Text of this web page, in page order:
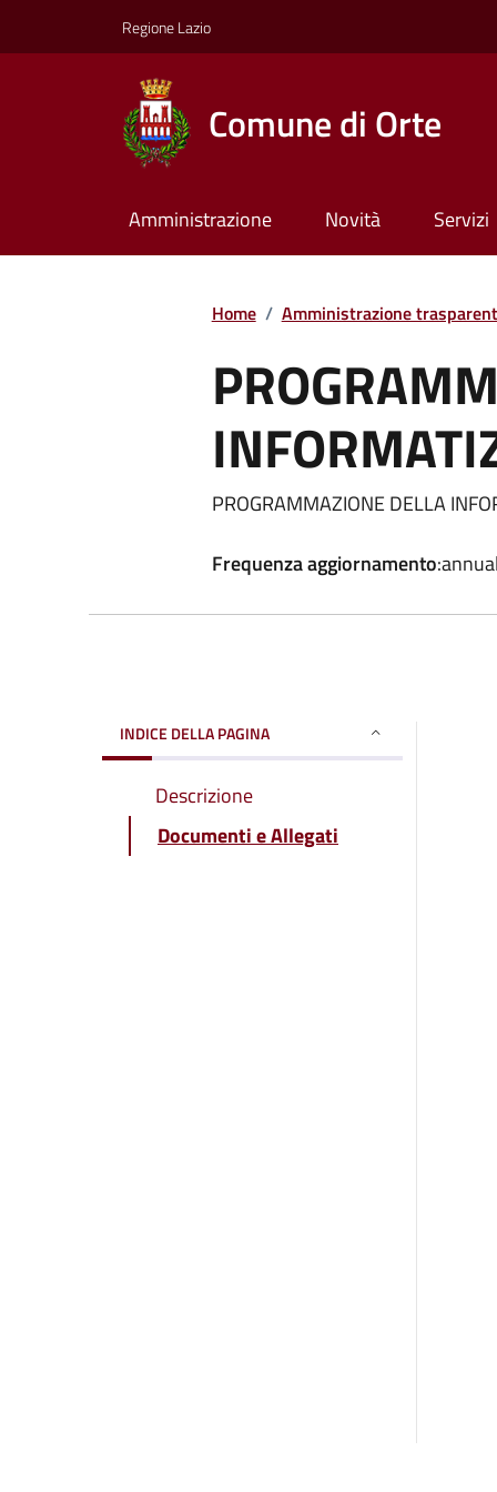
Regione Lazio
Comune di Orte
Amministrazione Novità Servizi
Home / Amministrazione
PROGRAMMAZIONE DELLA
Frequenza aggiornamento
INDICE DELLA PAGINA
Descrizione
Documenti e Allegati